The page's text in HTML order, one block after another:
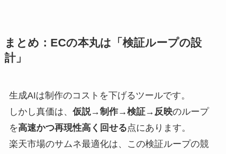
まとめ：ECの本丸は「検証ループの設
計」
生成AIは制作のコストを下げるツールです。
しかし真価は、 仮説→制作→検証→反映のループ
を高速かつ再現性高く回せる点にあります。
楽天市場のサムネ最適化は、この検証ループの競